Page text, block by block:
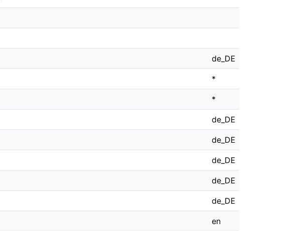
de_DE
*
*
de_DE
de_DE
de_DE
de_DE
de_DE
en